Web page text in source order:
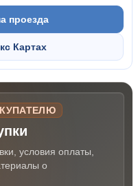
проезда
Картах
условия оплаты,
о